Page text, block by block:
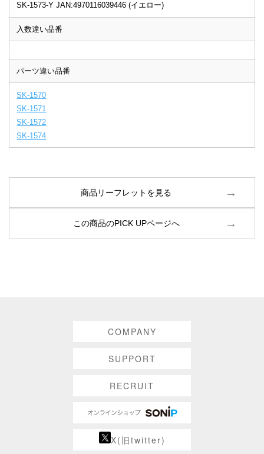
SK-1573-Y JAN:4970116039446 (イエロー)
入数違い品番
パーツ違い品番
SK-1570
SK-1571
SK-1572
SK-1574
商品リーフレットを見る
この商品のPICK UPページへ
COMPANY
SUPPORT
RECRUIT
X(旧twitter)